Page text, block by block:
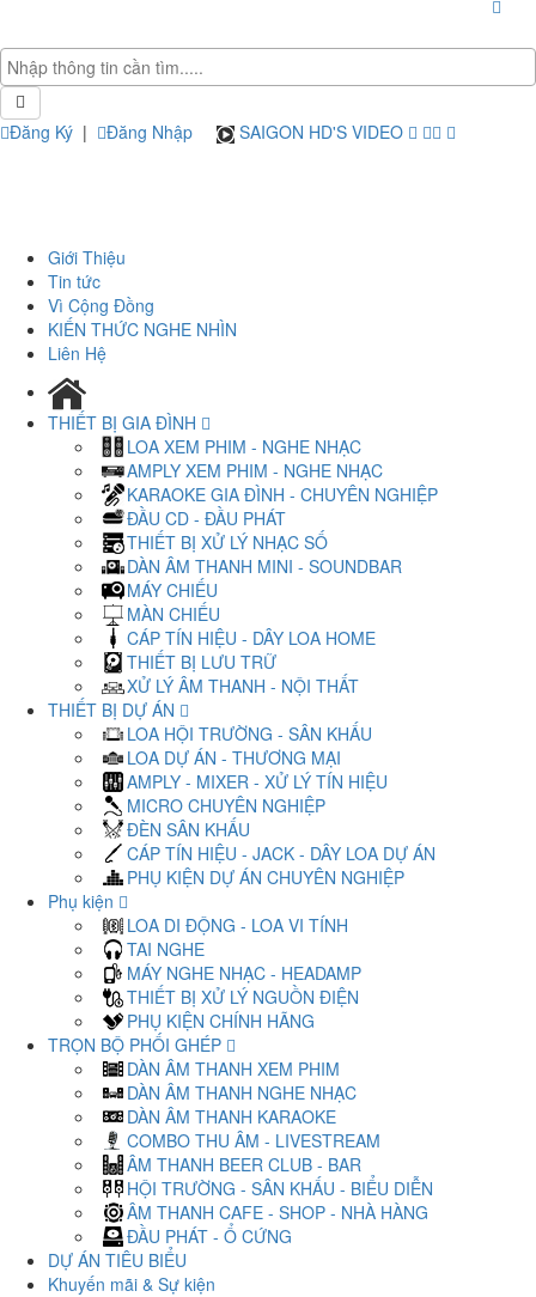
Đăng Ký | Đăng Nhập SAIGON HD'S VIDEO
Giới Thiệu
Tin tức
Vì Cộng Đồng
KIẾN THỨC NGHE NHÌN
Liên Hệ
THIẾT BỊ GIA ĐÌNH
LOA XEM PHIM - NGHE NHẠC
AMPLY XEM PHIM - NGHE NHẠC
KARAOKE GIA ĐÌNH - CHUYÊN NGHIỆP
ĐẦU CD - ĐẦU PHÁT
THIẾT BỊ XỬ LÝ NHẠC SỐ
DÀN ÂM THANH MINI - SOUNDBAR
MÁY CHIẾU
MÀN CHIẾU
CÁP TÍN HIỆU - DÂY LOA HOME
THIẾT BỊ LƯU TRỮ
XỬ LÝ ÂM THANH - NỘI THẤT
THIẾT BỊ DỰ ÁN
LOA HỘI TRƯỜNG - SÂN KHẤU
LOA DỰ ÁN - THƯƠNG MẠI
AMPLY - MIXER - XỬ LÝ TÍN HIỆU
MICRO CHUYÊN NGHIỆP
ĐÈN SÂN KHẤU
CÁP TÍN HIỆU - JACK - DÂY LOA DỰ ÁN
PHỤ KIỆN DỰ ÁN CHUYÊN NGHIỆP
Phụ kiện
LOA DI ĐỘNG - LOA VI TÍNH
TAI NGHE
MÁY NGHE NHẠC - HEADAMP
THIẾT BỊ XỬ LÝ NGUỒN ĐIỆN
PHỤ KIỆN CHÍNH HÃNG
TRỌN BỘ PHỐI GHÉP
DÀN ÂM THANH XEM PHIM
DÀN ÂM THANH NGHE NHẠC
DÀN ÂM THANH KARAOKE
COMBO THU ÂM - LIVESTREAM
ÂM THANH BEER CLUB - BAR
HỘI TRƯỜNG - SÂN KHẤU - BIỂU DIỄN
ÂM THANH CAFE - SHOP - NHÀ HÀNG
ĐẦU PHÁT - Ổ CỨNG
DỰ ÁN TIÊU BIỂU
Khuyến mãi & Sự kiện